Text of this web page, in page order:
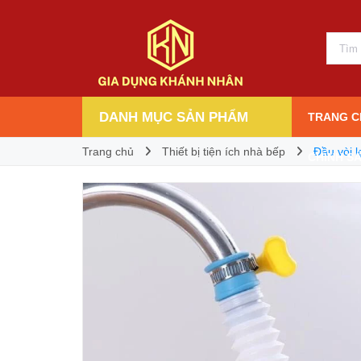
DANH MỤC SẢN PHẨM TRANG
CHÍNH
Trang chủ Thiết bị tiện ích nhà bếp Đầu vòi
Giá bán: 5.000₫